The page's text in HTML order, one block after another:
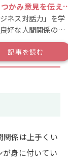
かみ意見を伝え
ジネス対話力」
ジネス対話力」を学
好な人間関係の構
事での結果につな
しょう！
記事を読む
関係は上手くい
が身に付いてい